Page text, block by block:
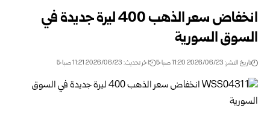
انخفاض سعر الذهب 400 ليرة جديدة في
السوق السورية‎
تاريخ النشر: 2026/06/23 11:20 صباحًا اخر تحديث: 2026/06/23 11:21 صباحًا